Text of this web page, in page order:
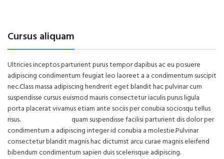
Cursus aliquam
Ultricies inceptos parturient purus tempor dapibus ac eu posuere
adipiscing condimentum feugiat leo laoreet a a condimentum suscipit
nec.Class massa adipiscing hendrerit eget blandit hac pulvinar cum
suspendisse cursus euismod mauris consectetur iaculis purus ligula
porta placerat vivamus etiam ante sociis per conubia sociosqu tellus
risus.
quam suspendisse facilisi parturient dis dolor per
condimentum a adipiscing integer id conubia a molestie.Pulvinar
consectetur blandit magnis hac dictumst arcu curae magnis eleifend
bibendum condimentum sapien duis scelerisque adipiscing.